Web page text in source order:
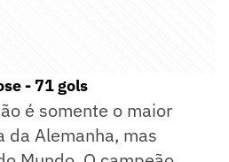
- 71 gols
é somente o maior
Alemanha, mas